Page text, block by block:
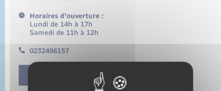
Lorleau Loisirs
État civil
Mariage – PACS
Documents d’identité
Cimetière communal
Horaires d'ouverture :
Lundi de 14h à 17h
Samedi de 11h à 12h
0232496157